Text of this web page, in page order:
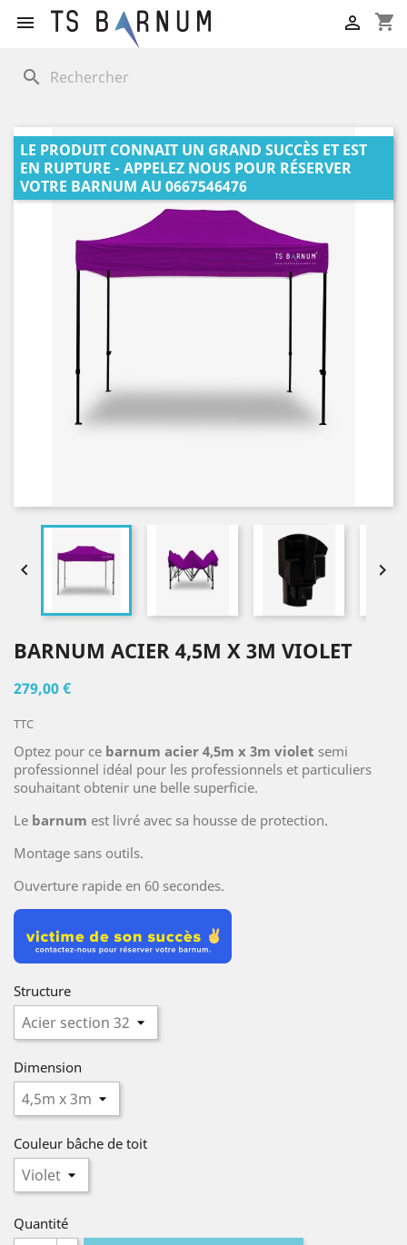
 shopping_cart

search
LE PRODUIT CONNAIT UN GRAND SUCCÈS ET EST
EN RUPTURE - APPELEZ NOUS POUR RÉSERVER
VOTRE BARNUM AU 0667546476
 
BARNUM ACIER 4,5M X 3M VIOLET
279,00 €
TTC
Optez pour ce barnum acier 4,5m x 3m violet semi
professionnel idéal pour les professionnels et particuliers
souhaitant obtenir une belle superficie.
Le barnum est livré avec sa housse de protection.
Montage sans outils.
Ouverture rapide en 60 secondes.
Structure
Dimension
Couleur bâche de toit
Quantité